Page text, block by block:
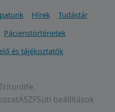
Hírek
Tudástár
Pácienstörténetek
és tájékoztatók
ÁSZFSüti beállítások